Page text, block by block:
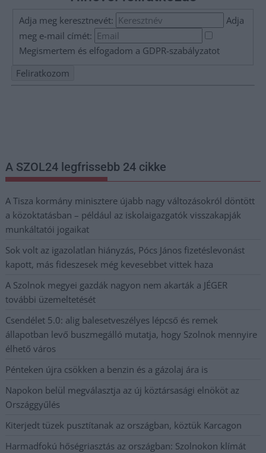
Adja meg keresztnevét:
Adja
meg e-mail címét:
Megismertem és elfogadom a GDPR-szabályzatot
A SZOL24 legfrissebb 24 cikke
A Tisza kormány minisztere újabb nagy változásokról döntött
a közoktatásban – például az iskolaigazgatók visszakapják
munkáltatói jogaikat
Sok volt az igazolatlan hiányzás, Pócs János fizetéslevonást
kapott, más fideszesek még kevesebbet vittek haza
A Szolnok megyei gazdák nagyon nem akarták a JÉGER
további üzemeltetését
Csendélet 5.0: alig balesetveszélyes lépcső és remek
állapotban levő buszmegálló mutatja, hogy Szolnok mennyire
élhető város
Pénteken újra csökken a benzin és a gázolaj ára is
Napokon belül megválasztja az új köztársasági elnököt az
Országgyűlés
Kiterjedt tüzek pusztítanak az országban, köztük Karcagon
Harmadfokú hőségriasztás az országban: Szolnokon klímát